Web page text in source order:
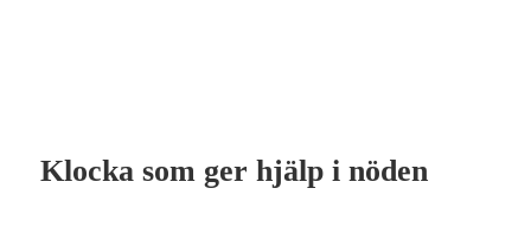
Klocka som ger hjälp i nöden